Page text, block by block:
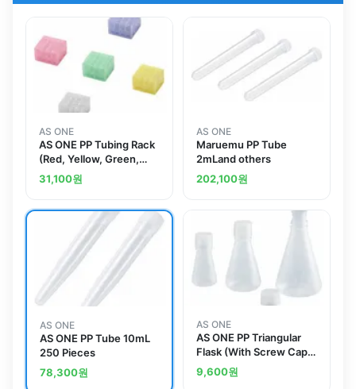
AS ONE
AS ONE PP Tubing Rack
(Red, Yellow, Green,
Blue, White) 5
Piecesand others
31,100원
AS ONE
Maruemu PP Tube
2mLand others
202,100원
AS ONE
AS ONE PP Tube 10mL
250 Pieces
78,300원
AS ONE
AS ONE PP Triangular
Flask (With Screw Cap)
50mLand others
9,600원